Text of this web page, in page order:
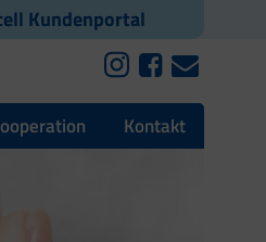
Kundenportal
Kontakt